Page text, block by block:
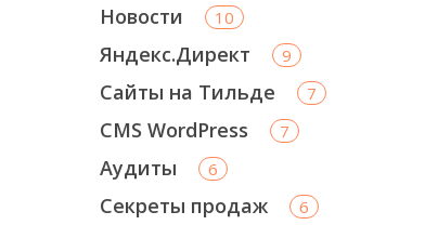
Новости 10
Яндекс.Директ 9
Сайты на Тильде 7
CMS WordPress 7
Аудиты 6
Секреты продаж 6